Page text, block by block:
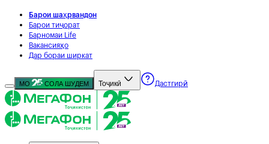
Барои шаҳрвандон
Барои тиҷорат
Барномаи Life
Вакансияҳо
Дар бораи ширкат
МО СОЛА ШУДЕМ Тоҷикӣ Дастгирӣ